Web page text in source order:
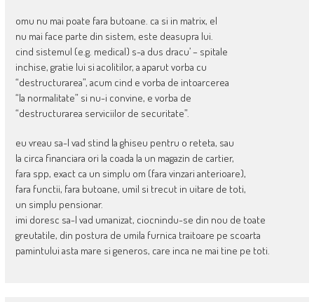
omu nu mai poate fara butoane. ca si in matrix, el
nu mai face parte din sistem, este deasupra lui.
cind sistemul (e.g. medical) s-a dus dracu’ – spitale
inchise, gratie lui si acolitilor, a aparut vorba cu
“destructurarea”, acum cind e vorba de intoarcerea
“la normalitate” si nu-i convine, e vorba de
“destructurarea serviciilor de securitate”.
eu vreau sa-l vad stind la ghiseu pentru o reteta, sau
la circa financiara ori la coada la un magazin de cartier,
fara spp, exact ca un simplu om (fara vinzari anterioare),
fara functii, fara butoane, umil si trecut in uitare de toti,
un simplu pensionar.
imi doresc sa-l vad umanizat, ciocnindu-se din nou de toate
greutatile, din postura de umila furnica traitoare pe scoarta
pamintului asta mare si generos, care inca ne mai tine pe toti.